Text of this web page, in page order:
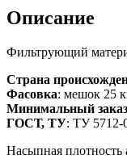
кг)
Описание
Фильтрующий
Страна
Фасовка: мешок 25
Минимальный заказ
ГОСТ, ТУ: ТУ 5712-
Насыпная